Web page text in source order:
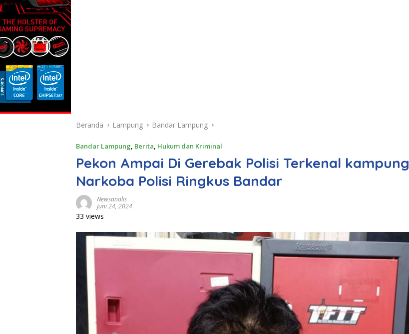
Beranda Lampung Bandar Lampung
Bandar Lampung, Berita, Hukum dan Kriminal
Pekon Ampai Di Gerebak Polisi Terkenal kampung
Narkoba Polisi Ringkus Bandar
Newsanalis
Juni 24, 2024
33 views